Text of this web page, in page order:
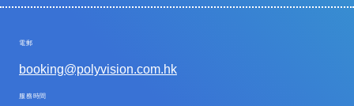
電郵
booking@polyvision.com.hk
服務時間